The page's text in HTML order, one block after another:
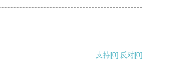
支持[0] 反对[0]